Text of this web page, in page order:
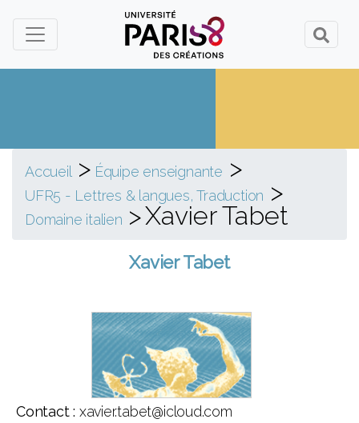
Panneau de gestion des cookies
Accueil > Équipe enseignante >
UFR5 - Lettres & langues, Traduction >
Domaine italien >Xavier Tabet
Xavier Tabet
Contact : xavier.tabet@icloud.com